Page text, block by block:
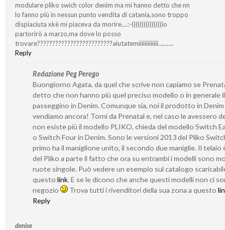
modulare pliko swich color denim ma mi hanno detto che nn
lo fanno più in nessun punto vendita di catania,sono troppo
dispiaciuta xkè mi piaceva da morire….:-(((((((((((((((io
partorirò a marzo,ma dove lo posso
trovare?????????????????????????aiutatemiiiiiiiiiiiii……….
Reply
Redazione Peg Perego
Buongiorno Agata, da quel che scrive non capiamo se
detto che non hanno più quel preciso modello o in generale il
passeggino in Denim. Comunque sia, noi il prodotto in
vendiamo ancora! Torni da Prenatal e, nel caso le avessero
non esiste più il modello PLIKO, chieda del modello Switch
o Switch Four in Denim. Sono le versioni 2013 del Pliko
primo ha il maniglione unito, il secondo due maniglie. Il telaio
del Pliko a parte il fatto che ora su entrambi i modelli sono
ruote singole. Può vedere un esempio sul catalogo
questo link. E se le dicono che anche questi modelli non ci
negozio
Trova tutti i rivenditori della sua zona a questo
Reply
denise